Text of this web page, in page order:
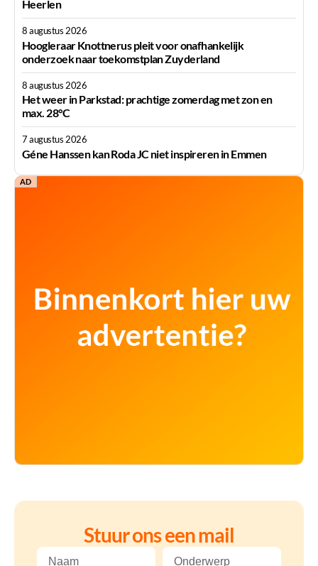
Heerlen
8 augustus 2026
Hoogleraar Knottnerus pleit voor onafhankelijk
onderzoek naar toekomstplan Zuyderland
8 augustus 2026
Het weer in Parkstad: prachtige zomerdag met zon en
max. 28°C
7 augustus 2026
Géne Hanssen kan Roda JC niet inspireren in Emmen
AD
Stuur ons een mail